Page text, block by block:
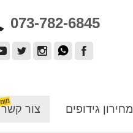
073-782-6845
מחירון גידופים צור קשר